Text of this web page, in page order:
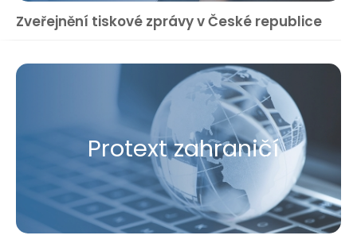
Zveřejnění tiskové zprávy v České republice
Protext zahraničí